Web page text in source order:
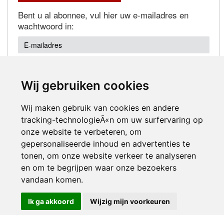
Wij gebruiken cookies
Wij maken gebruik van cookies en andere
tracking-technologieÃ«n om uw surfervaring op
onze website te verbeteren, om
gepersonaliseerde inhoud en advertenties te
tonen, om onze website verkeer te analyseren
en om te begrijpen waar onze bezoekers
vandaan komen.
Ik ga akkoord Wijzig mijn voorkeuren
Bent u al abonnee, vul hier uw e-mailadres en
wachtwoord in:
Wachtwoord vergeten?
© 2000-2026 UFE Media:Managersonline.nl|Brisk magazine
Partners:Autowereld.com